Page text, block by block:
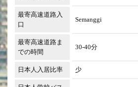
最寄高速道路入
口
Semanggi
最寄高速道路ま
での時間
30-40分
日本人入居比率 少